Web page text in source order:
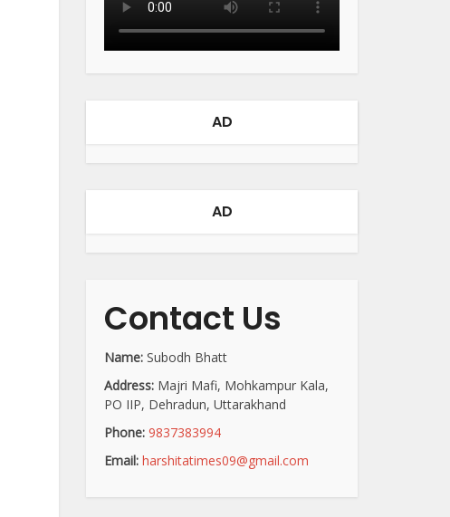
AD
AD
Contact Us
Name: Subodh Bhatt
Address: Majri Mafi, Mohkampur Kala,
PO IIP, Dehradun, Uttarakhand
Phone: 9837383994
Email: harshitatimes09@gmail.com